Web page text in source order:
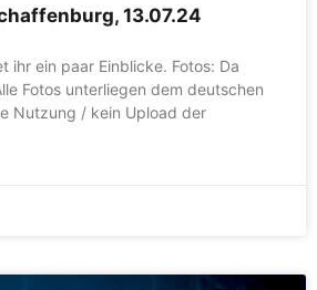
13.07.24
ihr ein paar Einblicke. Fotos: Da
Fotos unterliegen dem deutschen
Nutzung / kein Upload der